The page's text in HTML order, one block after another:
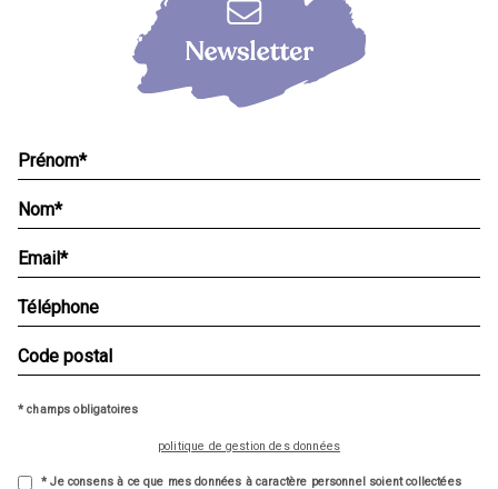
* champs obligatoires
politique de gestion des données
* Je consens à ce que mes données à caractère personnel soient collectées